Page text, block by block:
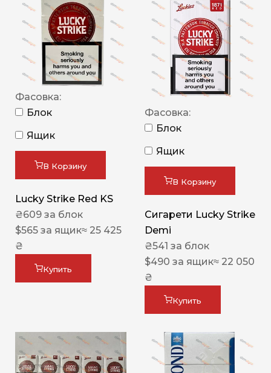
Фасовка:
Блок
Ящик
В Корзину
Lucky Strike Red KS
₴609 за блок
$565 за ящик≈ 25 425
₴
Купить
Фасовка:
Блок
Ящик
В Корзину
Сигарети Lucky Strike
Demi
₴541 за блок
$490 за ящик≈ 22 050
₴
Купить